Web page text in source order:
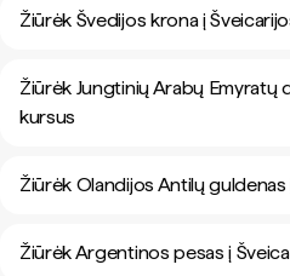
Žiūrėk Švedijos krona į
Žiūrėk Jungtinių Arabų Emyratų
kursus
Žiūrėk Olandijos Antilų
Žiūrėk Argentinos pesas į